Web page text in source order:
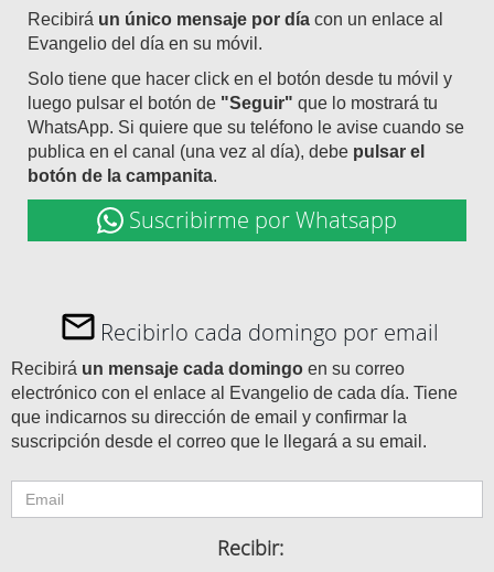
Recibirá un único mensaje por día con un enlace al
Evangelio del día en su móvil.
Solo tiene que hacer click en el botón desde tu móvil y
luego pulsar el botón de "Seguir" que lo mostrará tu
WhatsApp. Si quiere que su teléfono le avise cuando se
publica en el canal (una vez al día), debe pulsar el
botón de la campanita.
Suscribirme por Whatsapp
Recibirlo cada domingo por email
Recibirá un mensaje cada domingo en su correo
electrónico con el enlace al Evangelio de cada día. Tiene
que indicarnos su dirección de email y confirmar la
suscripción desde el correo que le llegará a su email.
Recibir: